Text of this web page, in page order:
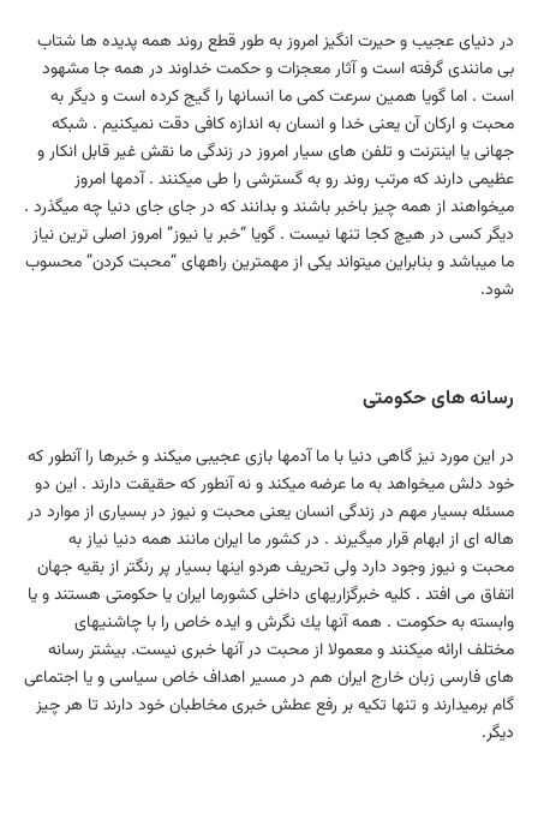
در دنیای عجیب و حیرت انگیز امروز به طور قطع روند همه پدیده ها شتاب
بی مانندی گرفته است و آثار معجزات و حكمت خداوند در همه جا مشهود
است . اما گویا همین سرعت كمی ما انسانها را گیج كرده است و دیگر به
محبت و اركان آن یعنی خدا و انسان به اندازه كافی دقت نمیكنیم . شبكه
جهانی یا اینترنت و تلفن های سیار امروز در زندگی ما نقش غیر قابل انكار و
عظیمی دارند كه مرتب روند رو به گسترشی را طی میكنند . آدمها امروز
میخواهند از همه چیز باخبر باشند و بدانند كه در جای جای دنیا چه میگذرد .
دیگر كسی در هیچ كجا تنها نیست . گویا “خبر یا نیوز” امروز اصلی ترین نیاز
ما میباشد و بنابراین میتواند یكی از مهمترین راههای “محبت كردن” محسوب
شود.
رسانه های حكومتی
در این مورد نیز گاهی دنیا با ما آدمها بازی عجیبی میكند و خبرها را آنطور كه
خود دلش میخواهد به ما عرضه میكند و نه آنطور كه حقیقت دارند . این دو
مسئله بسیار مهم در زندگی انسان یعنی محبت و نیوز در بسیاری از موارد در
هاله ای از ابهام قرار میگیرند . در كشور ما ایران مانند همه دنیا نیاز به
محبت و نیوز وجود دارد ولی تحریف هردو اینها بسیار پر رنگتر از بقیه جهان
اتفاق می افتد . كلیه خبرگزاریهای داخلی كشورما ایران یا حكومتی هستند و یا
وابسته به حكومت . همه آنها یك نگرش و ایده خاص را با چاشنیهای
مختلف ارائه میكنند و معمولا از محبت در آنها خبری نیست. بیشتر رسانه
های فارسی زبان خارج ایران هم در مسیر اهداف خاص سیاسی و یا اجتماعی
گام برمیدارند و تنها تكیه بر رفع عطش خبری مخاطبان خود دارند تا هر چیز
دیگر.